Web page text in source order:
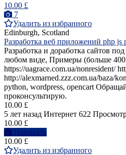
10.00 £
7
Удалить из избранного
Edinburgh, Scotland
Разработка веб приложений php js
Разработка и доработка сайтов
любом виде, Примеры (больше
https://uagrace.com.ua/nonresident/
http://alexmarned.zzz.com.ua/baza/
python, wordpress, opencart
проконсультирую.
10.00 £
5 лет назад Интернет 622
10.00 £
Написать
10.00 £
Удалить из избранного